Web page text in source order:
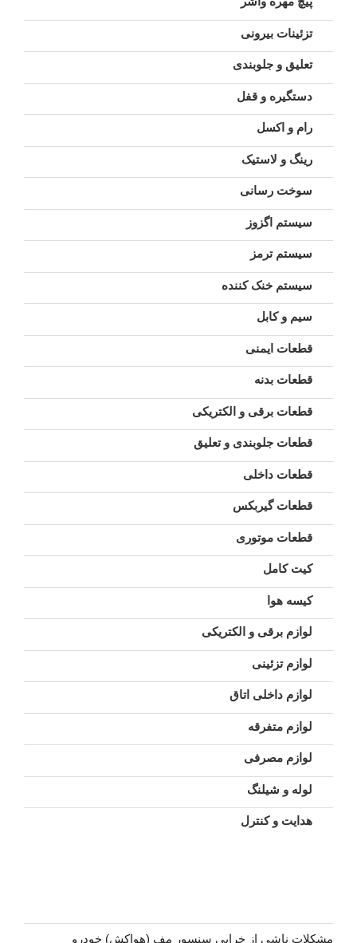
تزئینات بیرونی
تعلیق و جلوبندی
دستگیره و قفل
رام و اکسل
رینگ و لاستیک
سوخت رسانی
سیستم اگزوز
سیستم ترمز
سیستم خنک کننده
سیم و کابل
قطعات ایمنی
قطعات بدنه
قطعات برقی و الکتریکی
قطعات جلوبندی و تعلیق
قطعات داخلی
قطعات گیربکس
قطعات موتوری
کیت کامل
کیسه هوا
لوازم برقی و الکتریکی
لوازم تزئینی
لوازم داخلی اتاق
لوازم متفرقه
لوازم مصرفی
لوله و شیلنگ
هدایت و کنترل
مشکلات ناشی از خرابی سنسور مف (هواکش) خودرو